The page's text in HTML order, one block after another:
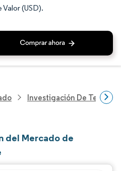
(USD).
Investigación De
del Mercado de